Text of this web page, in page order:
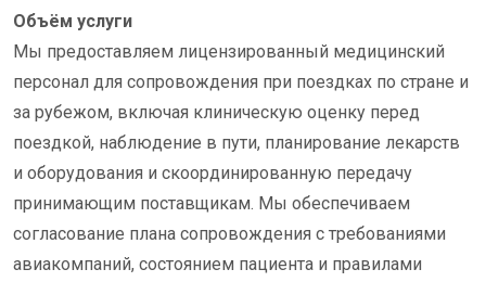
Объём услуги
Мы предоставляем лицензированный медицинский
персонал для сопровождения при поездках по стране и
за рубежом, включая клиническую оценку перед
поездкой, наблюдение в пути, планирование лекарств
и оборудования и скоординированную передачу
принимающим поставщикам. Мы обеспечиваем
согласование плана сопровождения с требованиями
авиакомпаний, состоянием пациента и правилами